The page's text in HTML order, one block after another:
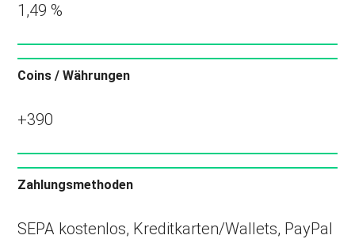
1,49 %
Coins / Währungen
+390
Zahlungsmethoden
SEPA kostenlos, Kreditkarten/Wallets, PayPal